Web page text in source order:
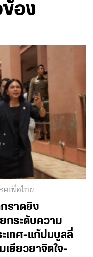
อง
เพื่อไทย
ราดยิง
กระดับความ
เทศ-แก้ปมบูลลี่
เยียวยาจิตใจ-